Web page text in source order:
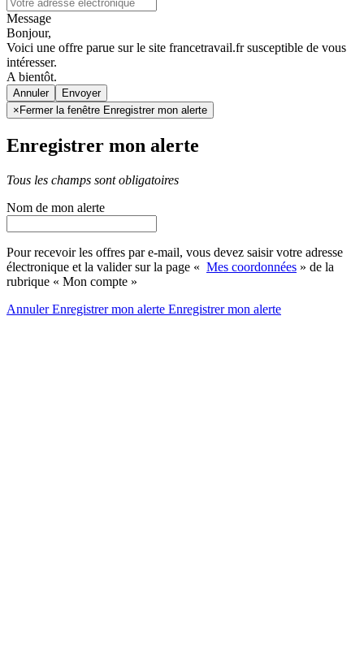
Message
Bonjour,
Voici une offre parue sur le site francetravail.fr susceptible de vous
intéresser.
A bientôt.
Annuler
× Fermer la fenêtre Enregistrer mon alerte
Enregistrer mon alerte
Tous les champs sont obligatoires
Nom de mon alerte
Pour recevoir les offres par e-mail, vous devez saisir votre adresse
électronique et la valider sur la page « Mes coordonnées » de la
rubrique « Mon compte »
AnnulerEnregistrer mon alerte Enregistrermon alerte